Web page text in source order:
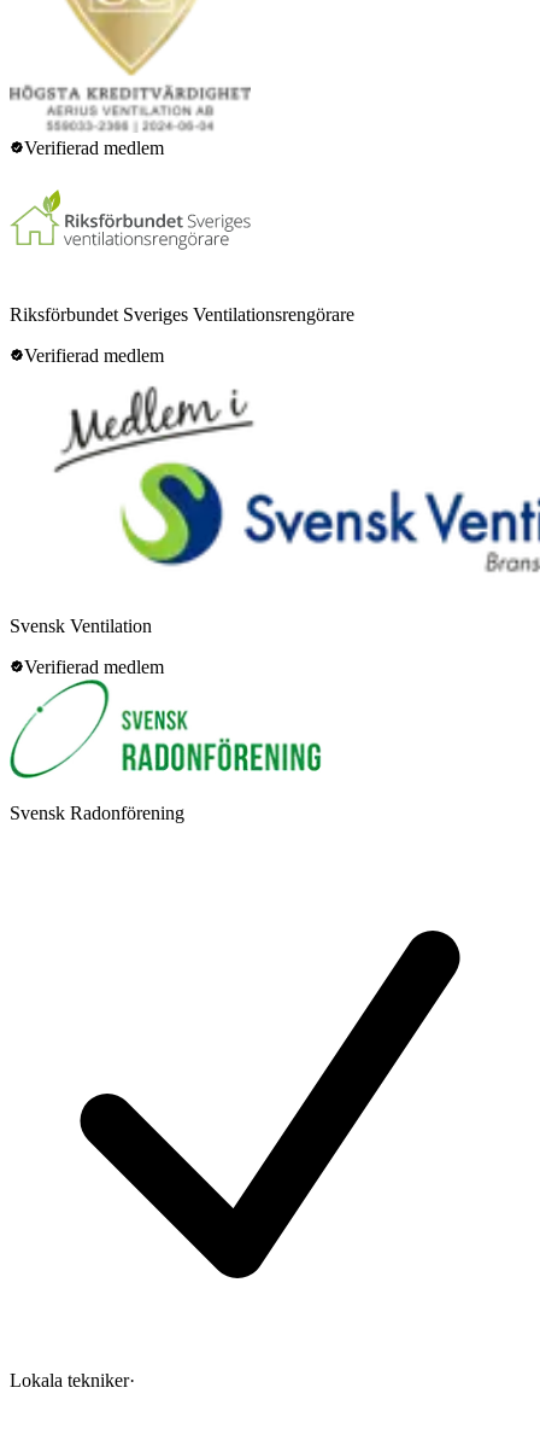
Verifierad medlem
Riksförbundet Sveriges Ventilationsrengörare
Verifierad medlem
Svensk Ventilation
Verifierad medlem
Svensk Radonförening
Lokala tekniker·